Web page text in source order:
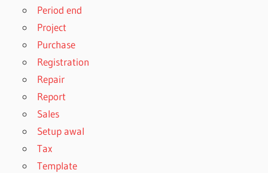
Period end
Project
Purchase
Registration
Repair
Report
Sales
Setup awal
Tax
Template